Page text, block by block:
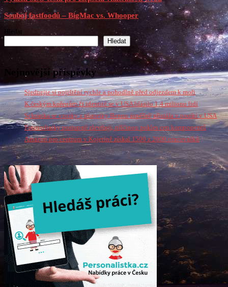
Souboj fastfoodů – BigMac vs. Whooper
Hledat
Hledat
Nejnovější příspěvky
Sjednejte si pojištění rychle a pohodlně před odjezdem k moři
K českým kořenům či identitě se v USA hlásilo 1,4 milionu lidí
Schránka se vzorky z planetky Bennu úspěšně přistála v poušti v USA
Fotovoltaiky postupně zlevňují, příčinou pokles cen komponentů
Amazon pro centrum v Kojetíně získal 1500 z 2000 pracovníků